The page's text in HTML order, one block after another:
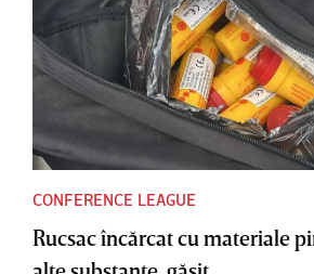
CONFERENCE LEAGUE
Rucsac încărcat cu materiale